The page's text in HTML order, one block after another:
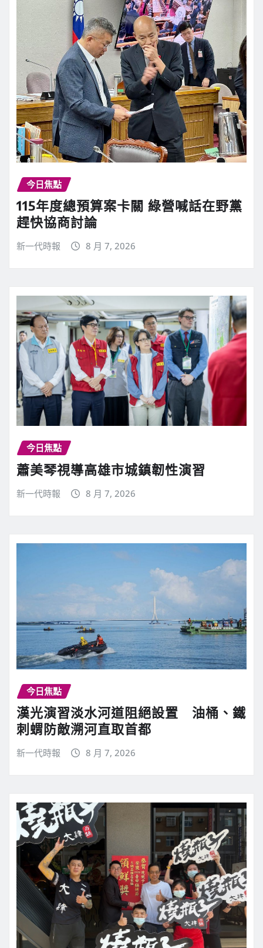
今日焦點
115年度總預算案卡關 綠營喊話在野黨
趕快協商討論
新一代時報 8 月 7, 2026
今日焦點
蕭美琴視導高雄市城鎮韌性演習
新一代時報 8 月 7, 2026
今日焦點
漢光演習淡水河道阻絕設置 油桶、鐵
刺蝟防敵溯河直取首都
新一代時報 8 月 7, 2026